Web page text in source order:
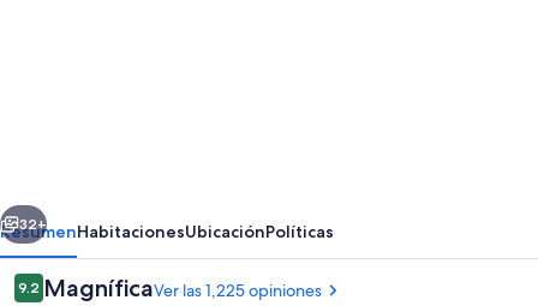
Hotel
Siguiente
32+
ResumenHabitacionesUbicaciónPolíticas
Opiniones
9.29.2 de 10,
MagníficaVer las 1,225 opiniones